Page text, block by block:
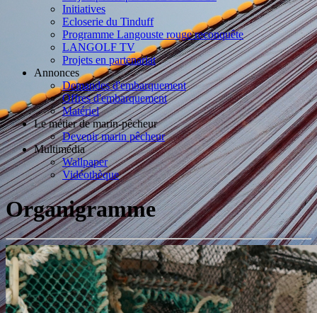
Initiatives
Ecloserie du Tinduff
Programme Langouste rouge reconquête
LANGOLF TV
Projets en partenariat
Annonces
Demandes d'embarquement
Offres d'embarquement
Matériel
Le métier de marin-pêcheur
Devenir marin pêcheur
Multimédia
Wallpaper
Vidéothèque
Organigramme